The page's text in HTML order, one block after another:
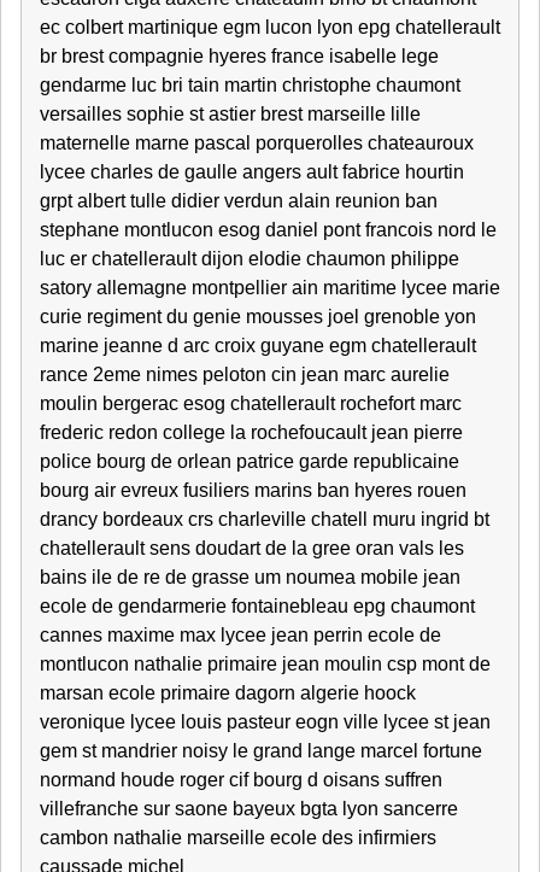
ec colbert martinique egm lucon lyon epg chatellerault
br brest compagnie hyeres france isabelle lege
gendarme luc bri tain martin christophe chaumont
versailles sophie st astier brest marseille lille
maternelle marne pascal porquerolles chateauroux
lycee charles de gaulle angers ault fabrice hourtin
grpt albert tulle didier verdun alain reunion ban
stephane montlucon esog daniel pont francois nord le
luc er chatellerault dijon elodie chaumon philippe
satory allemagne montpellier ain maritime lycee marie
curie regiment du genie mousses joel grenoble yon
marine jeanne d arc croix guyane egm chatellerault
rance 2eme nimes peloton cin jean marc aurelie
moulin bergerac esog chatellerault rochefort marc
frederic redon college la rochefoucault jean pierre
police bourg de orlean patrice garde republicaine
bourg air evreux fusiliers marins ban hyeres rouen
drancy bordeaux crs charleville chatell muru ingrid bt
chatellerault sens doudart de la gree oran vals les
bains ile de re de grasse um noumea mobile jean
ecole de gendarmerie fontainebleau epg chaumont
cannes maxime max lycee jean perrin ecole de
montlucon nathalie primaire jean moulin csp mont de
marsan ecole primaire dagorn algerie hoock
veronique lycee louis pasteur eogn ville lycee st jean
gem st mandrier noisy le grand lange marcel fortune
normand houde roger cif bourg d oisans suffren
villefranche sur saone bayeux bgta lyon sancerre
cambon nathalie marseille ecole des infirmiers
caussade michel